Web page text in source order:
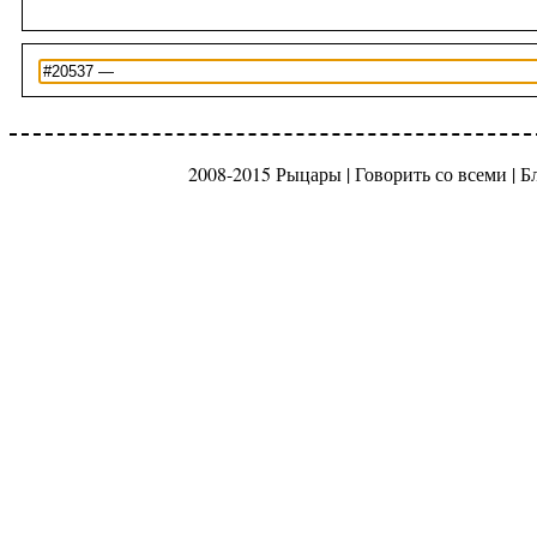
2008-2015 Рыцары |Говорить со всеми |